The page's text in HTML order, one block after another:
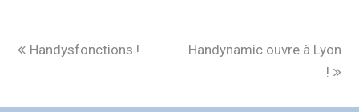
Handysfonctions !
Handynamic ouvre à Lyon
!